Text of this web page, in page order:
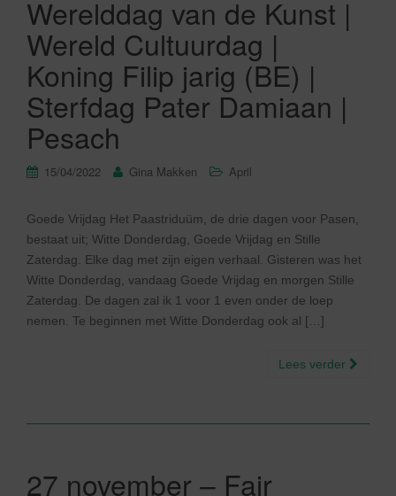
Werelddag van de Kunst |
Wereld Cultuurdag |
Koning Filip jarig (BE) |
Sterfdag Pater Damiaan |
Pesach
15/04/2022 Gina Makken April
Goede Vrijdag Het Paastriduüm, de drie dagen voor Pasen,
bestaat uit; Witte Donderdag, Goede Vrijdag en Stille
Zaterdag. Elke dag met zijn eigen verhaal. Gisteren was het
Witte Donderdag, vandaag Goede Vrijdag en morgen Stille
Zaterdag. De dagen zal ik 1 voor 1 even onder de loep
nemen. Te beginnen met Witte Donderdag ook al […]
Lees verder
27 november – Fair